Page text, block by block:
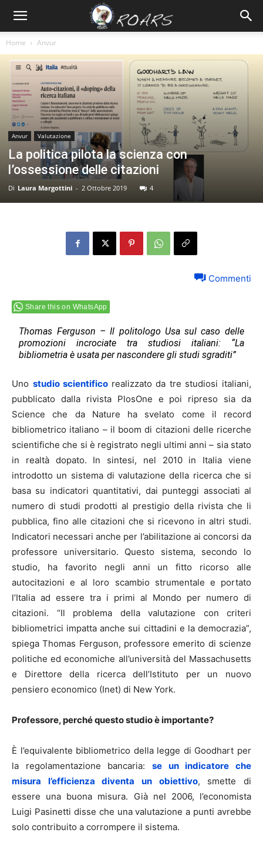
Home Anvur
Anvur Valutazione
La politica pilota la scienza con
l’ossessione delle citazioni
Di Laura Margottini - 2 Ottobre 2019 4
Commenti
Share this on WhatsApp
Thomas Ferguson – Il politologo Usa sul caso delle
promozioni incrociate tra studiosi italiani: “La
bibliometria è usata per nascondere gli studi sgraditi”
Uno studio scientifico realizzato da tre studiosi italiani,
pubblicato dalla rivista PlosOne e poi ripreso sia da
Science che da Nature ha svelato come il record
bibliometrico italiano – il boom di citazioni delle ricerche
scientifiche che si è registrato negli ultimi anni – sia stato
in realtà dopato. In sintesi, nel 2010 in Italia viene
introdotto un sistema di valutazione della ricerca che si
basa su indicatori quantitativi, dai punteggi associati al
numero di studi prodotti al prestigio della rivista che li
pubblica, fino alle citazioni che si ricevono in altri studi.
Indicatori necessari anche per l’abilitazione ai concorsi da
professore universitario. Questo sistema, secondo lo
studio, ha favorito negli anni un fitto ricorso alle
autocitazioni e al loro scambio strumentale e portato
l’Italia ad essere tra i primi al Mondo per numero di
citazioni. “Il problema della valutazione con criteri
bibliometrici impatta anche sui cittadini e la democrazia”,
spiega Thomas Ferguson, professore emerito di scienze
politiche ed economiche all’università del Massachusetts
e Direttore della ricerca dell’Istituto per un nuovo
pensiero economico (Inet) di New York.
Professore, perché questo studio è importante?
È l’equivalente bibliometrico della legge di Goodhart per
la regolamentazione bancaria: se un indicatore che
misura l’efficienza diventa un obiettivo, smette di
essere una buona misura. Già nel 2006, l’economista
Luigi Pasinetti disse che una valutazione a punti avrebbe
solo contribuito a corrompere il sistema.